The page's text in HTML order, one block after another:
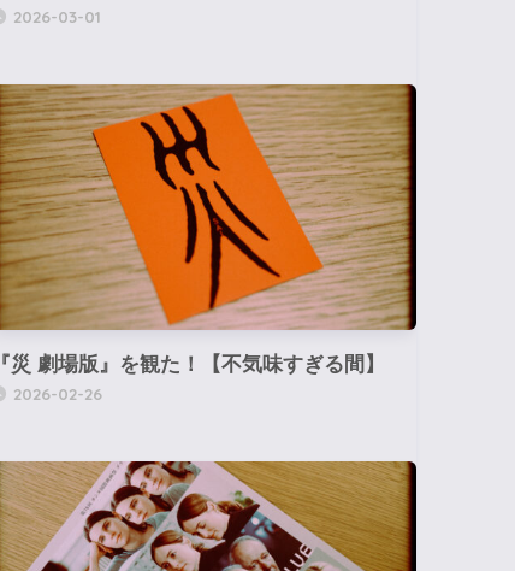
2026-03-01
『災 劇場版』を観た！【不気味すぎる間】
2026-02-26